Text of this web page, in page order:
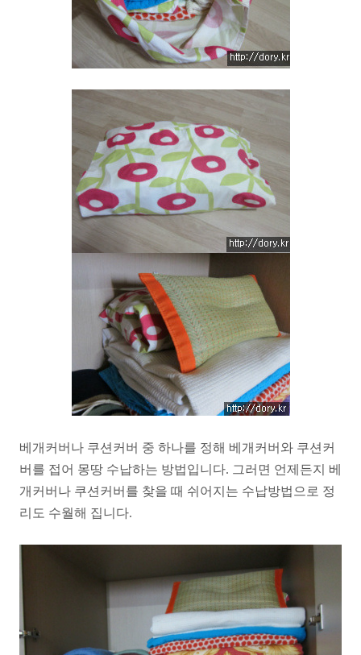
베개커버나 쿠션커버 중 하나를 정해 베개커버와 쿠션커
버를 접어 몽땅 수납하는 방법입니다. 그러면 언제든지 베
개커버나 쿠션커버를 찾을 때 쉬어지는 수납방법으로 정
리도 수월해 집니다.